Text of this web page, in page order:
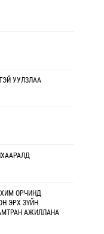
УУЛЗЛАА
ОРЧИНД
ЭРХ ЗҮЙН
АЖИЛЛАНА